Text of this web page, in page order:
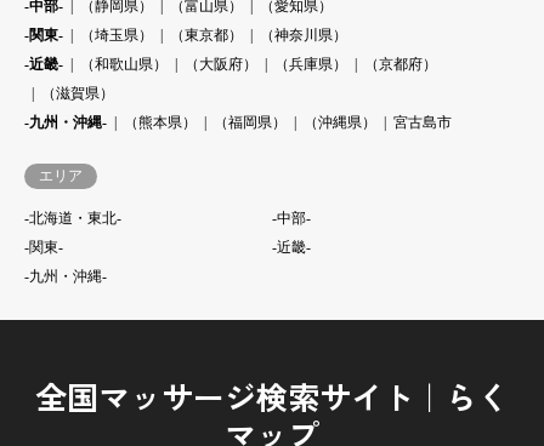
-中部-
（静岡県） （富山県）
（愛知県）
-関東-
（埼玉県） （東京都）
（神奈川県）
-近畿-
（和歌山県） （大阪府） （兵庫県）
（京都府）
（滋賀県）
-九州・沖縄-
（熊本県） （福岡県） （沖縄県） 宮古島市
エリア
-北海道・東北-
-中部-
-関東-
-近畿-
-九州・沖縄-
全国マッサージ検索サイト｜らく
マップ